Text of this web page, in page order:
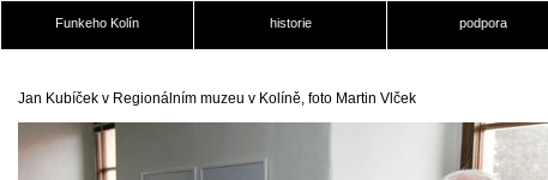
Funkeho Kolín historie podpora
Jan Kubíček v Regionálním muzeu v Kolíně, foto Martin Vlček